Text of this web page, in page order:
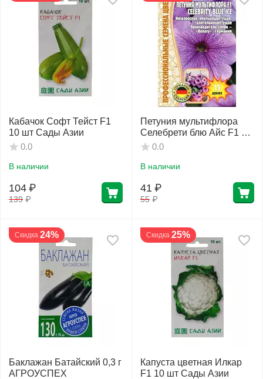
Кабачок Софт Тейст F1
10 шт Сады Азии
0.0
В наличии
139 ₽
104 ₽
Петуния мультифлора
Селебрети блю Айс F1 15
шт РЕДКИЕ СЕМЕНА
0.0
В наличии
55 ₽
41 ₽
Скидка 24%
Баклажан Батайский 0,3 г
АГРОУСПЕХ
Скидка 25%
Капуста цветная Илкар
F1 10 шт Сады Азии